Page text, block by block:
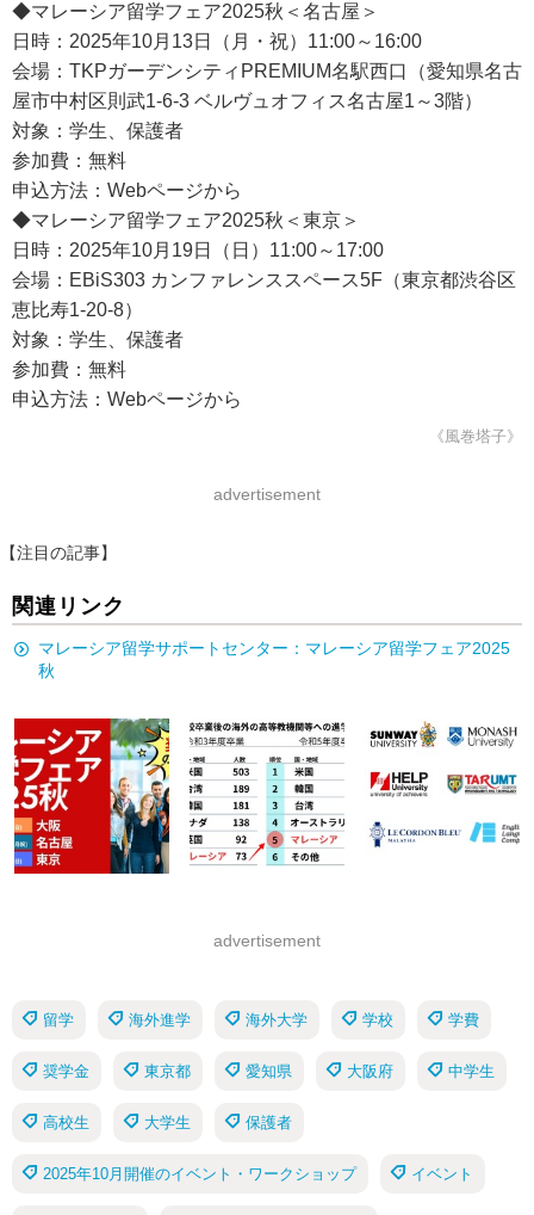
◆マレーシア留学フェア2025秋＜名古屋＞
日時：2025年10月13日（月・祝）11:00～16:00
会場：TKPガーデンシティPREMIUM名駅西口（愛知県名古
屋市中村区則武1-6-3 ベルヴュオフィス名古屋1～3階）
対象：学生、保護者
参加費：無料
申込方法：Webページから
◆マレーシア留学フェア2025秋＜東京＞
日時：2025年10月19日（日）11:00～17:00
会場：EBiS303 カンファレンススペース5F（東京都渋谷区
恵比寿1-20-8）
対象：学生、保護者
参加費：無料
申込方法：Webページから
《風巻塔子》
advertisement
【注目の記事】
関連リンク
マレーシア留学サポートセンター：マレーシア留学フェア2025
秋
advertisement
留学 海外進学 海外大学 学校 学費
奨学金 東京都 愛知県 大阪府 中学生
高校生 大学生 保護者
2025年10月開催のイベント・ワークショップ イベント